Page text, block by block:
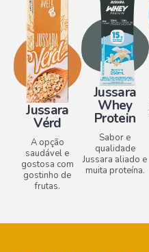
Jussara
Vérd
A opção
saudável e
gostosa com
gostinho de
frutas.
Jussara
Whey
Protein
Sabor e
qualidade
Jussara aliado e
muita proteína.